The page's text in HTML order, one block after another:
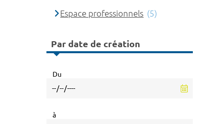
Espace professionnels (5)
Par date de création
Du
à